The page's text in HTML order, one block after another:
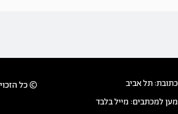
© כל
כתובת: תל אביב
מען למכתבים: מייל בלבד